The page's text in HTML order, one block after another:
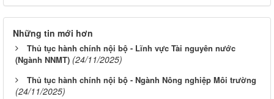
Những tin mới hơn
Thủ tục hành chính nội bộ - Lĩnh vực Tài nguyên nước
(Ngành NNMT) (24/11/2025)
Thủ tục hành chính nội bộ - Ngành Nông nghiệp Môi trường
(24/11/2025)